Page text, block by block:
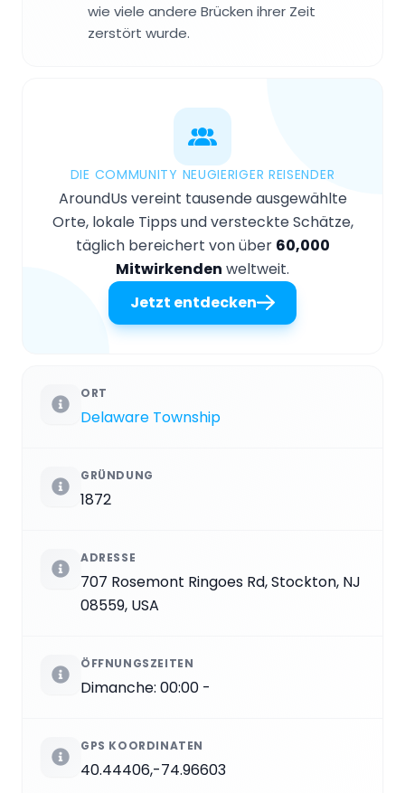
wie viele andere Brücken ihrer Zeit
zerstört wurde.
DIE COMMUNITY NEUGIERIGER REISENDER
AroundUs vereint tausende ausgewählte
Orte, lokale Tipps und versteckte Schätze,
täglich bereichert von über 60,000
Mitwirkenden weltweit.
Jetzt entdecken
ORT
Delaware Township
GRÜNDUNG
1872
ADRESSE
707 Rosemont Ringoes Rd, Stockton, NJ
08559, USA
ÖFFNUNGSZEITEN
Dimanche: 00:00 -
GPS KOORDINATEN
40.44406,-74.96603